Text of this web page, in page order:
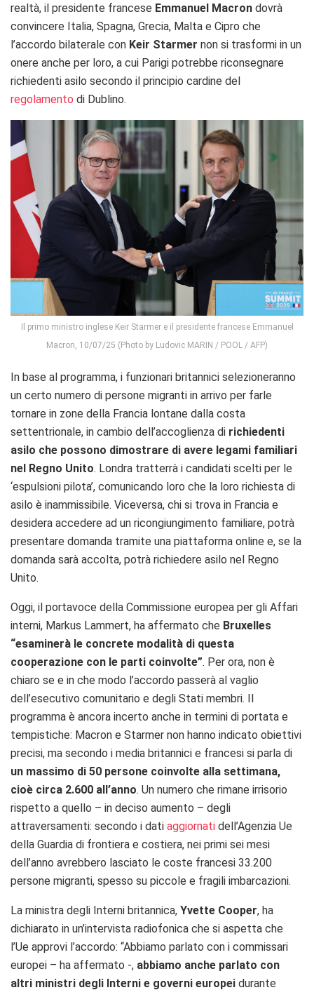
realtà, il presidente francese Emmanuel Macron dovrà
convincere Italia, Spagna, Grecia, Malta e Cipro che
l’accordo bilaterale con Keir Starmer non si trasformi in un
onere anche per loro, a cui Parigi potrebbe riconsegnare
richiedenti asilo secondo il principio cardine del
regolamento di Dublino.
Il primo ministro inglese Keir Starmer e il presidente francese Emmanuel
Macron, 10/07/25 (Photo by Ludovic MARIN / POOL / AFP)
In base al programma, i funzionari britannici selezioneranno
un certo numero di persone migranti in arrivo per farle
tornare in zone della Francia lontane dalla costa
settentrionale, in cambio dell’accoglienza di richiedenti
asilo che possono dimostrare di avere legami familiari
nel Regno Unito. Londra tratterrà i candidati scelti per le
‘espulsioni pilota’, comunicando loro che la loro richiesta di
asilo è inammissibile. Viceversa, chi si trova in Francia e
desidera accedere ad un ricongiungimento familiare, potrà
presentare domanda tramite una piattaforma online e, se la
domanda sarà accolta, potrà richiedere asilo nel Regno
Unito.
Oggi, il portavoce della Commissione europea per gli Affari
interni, Markus Lammert, ha affermato che Bruxelles
“esaminerà le concrete modalità di questa
cooperazione con le parti coinvolte”. Per ora, non è
chiaro se e in che modo l’accordo passerà al vaglio
dell’esecutivo comunitario e degli Stati membri. Il
programma è ancora incerto anche in termini di portata e
tempistiche: Macron e Starmer non hanno indicato obiettivi
precisi, ma secondo i media britannici e francesi si parla di
un massimo di 50 persone coinvolte alla settimana,
cioè circa 2.600 all’anno. Un numero che rimane irrisorio
rispetto a quello – in deciso aumento – degli
attraversamenti: secondo i dati aggiornati dell’Agenzia Ue
della Guardia di frontiera e costiera, nei primi sei mesi
dell’anno avrebbero lasciato le coste francesi 33.200
persone migranti, spesso su piccole e fragili imbarcazioni.
La ministra degli Interni britannica, Yvette Cooper, ha
dichiarato in un’intervista radiofonica che si aspetta che
l’Ue approvi l’accordo: “Abbiamo parlato con i commissari
europei – ha affermato -, abbiamo anche parlato con
altri ministri degli Interni e governi europei durante